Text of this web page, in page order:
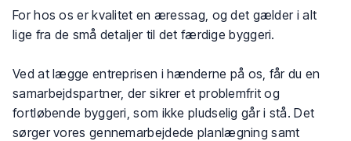
For hos os er kvalitet en æressag, og det gælder i alt
lige fra de små detaljer til det færdige byggeri.
Ved at lægge entreprisen i hænderne på os, får du en
samarbejdspartner, der sikrer et problemfrit og
fortløbende byggeri, som ikke pludselig går i stå. Det
sørger vores gennemarbejdede planlægning samt